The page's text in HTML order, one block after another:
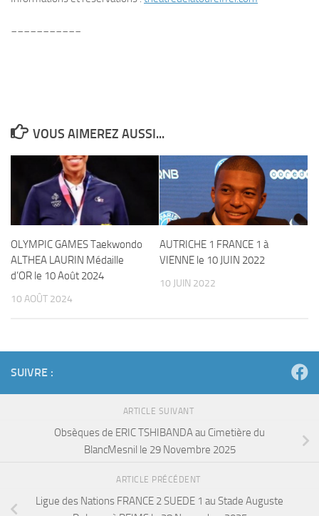
VOUS AIMEREZ AUSSI...
OLYMPIC GAMES Taekwondo
ALTHEA LAURIN Médaille
d’OR le 10 Août 2024
10 AOÛT 2024
AUTRICHE 1 FRANCE 1 à
VIENNE le 10 JUIN 2022
10 JUIN 2022
SUIVRE :
ARTICLE SUIVANT
Obsèques de ERIC TSHIBANDA au Cimetière du
BlancMesnil le 29 Novembre 2025
ARTICLE PRÉCÉDENT
Ligue des Nations FRANCE 2 SUEDE 1 au Stade Auguste